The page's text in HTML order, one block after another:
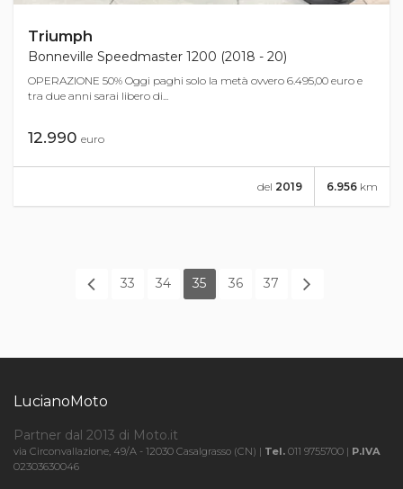
Triumph
Bonneville Speedmaster 1200 (2018 - 20)
OPERAZIONE 50% Oggi paghi solo la metà ovvero 6.495,00 euro e
tra due anni sarai libero di...
12.990 euro
6.956 km
del 2019
33 34 35 36 37
LucianoMoto
Partner dal 2013 di Moto.it
via Circonvallazione, 49/A - 12030 Casalgrasso (CN) | Tel. 011 9755700 | P.IVA
02303630046